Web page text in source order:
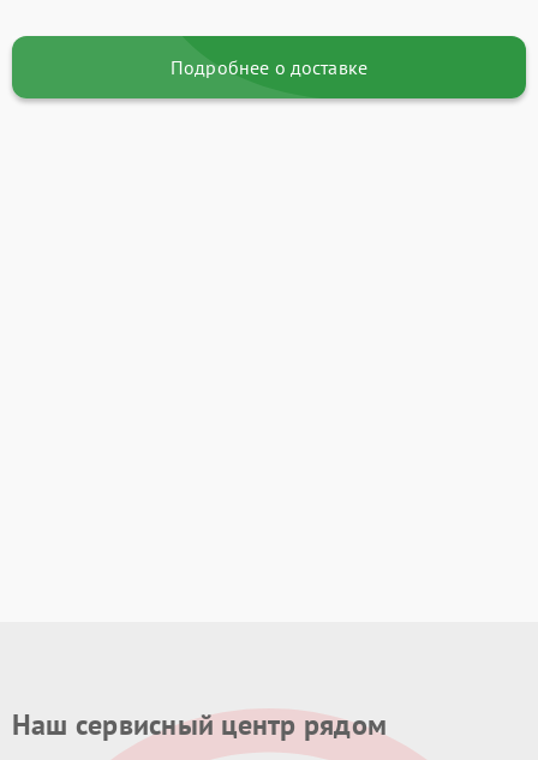
Подробнее о доставке
Наш сервисный центр рядом